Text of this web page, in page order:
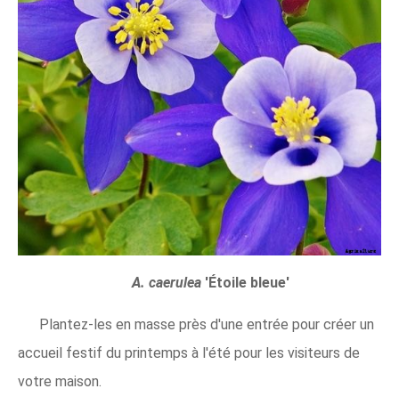
A. caerulea 'Étoile bleue'
Plantez-les en masse près d'une entrée pour créer un
accueil festif du printemps à l'été pour les visiteurs de
votre maison.